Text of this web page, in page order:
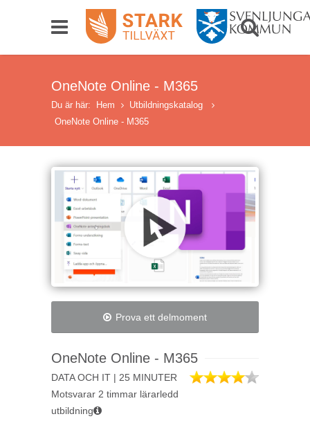
OneNote Online - M365
Du är här: Hem
Utbildningskatalog
OneNote Online - M365
Prova ett delmoment
OneNote Online - M365
DATA OCH IT | 25 MINUTER
Motsvarar 2 timmar lärarledd
utbildning